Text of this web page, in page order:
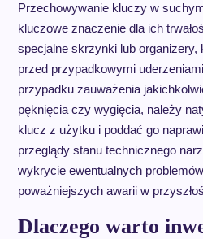
Przechowywanie kluczy w
kluczowe znaczenie dla ich
specjalne skrzynki lub organizery,
przed przypadkowymi
przypadku zauważenia
pęknięcia czy wygięcia, należy
klucz z użytku i poddać go
przeglądy stanu technicznego
wykrycie ewentualnych
poważniejszych awarii w
Dlaczego warto